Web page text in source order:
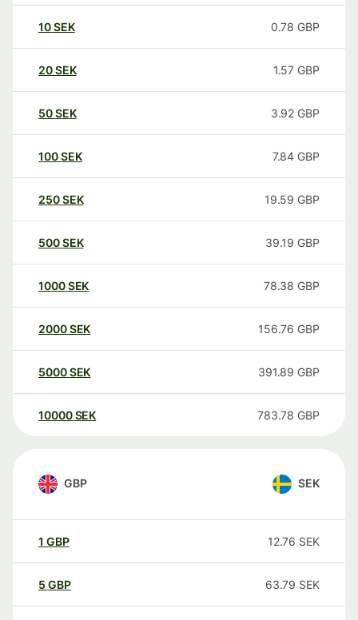
10SEK 0.78 GBP
20SEK 1.57 GBP
50SEK 3.92 GBP
100SEK 7.84 GBP
250SEK 19.59 GBP
500SEK 39.19 GBP
1000SEK 78.38 GBP
2000SEK 156.76 GBP
5000SEK 391.89 GBP
10000 SEK 783.78 GBP
GBP SEK
1 GBP 12.76 SEK
5 GBP 63.79 SEK